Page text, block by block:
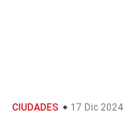
CIUDADES 17 Dic 2024